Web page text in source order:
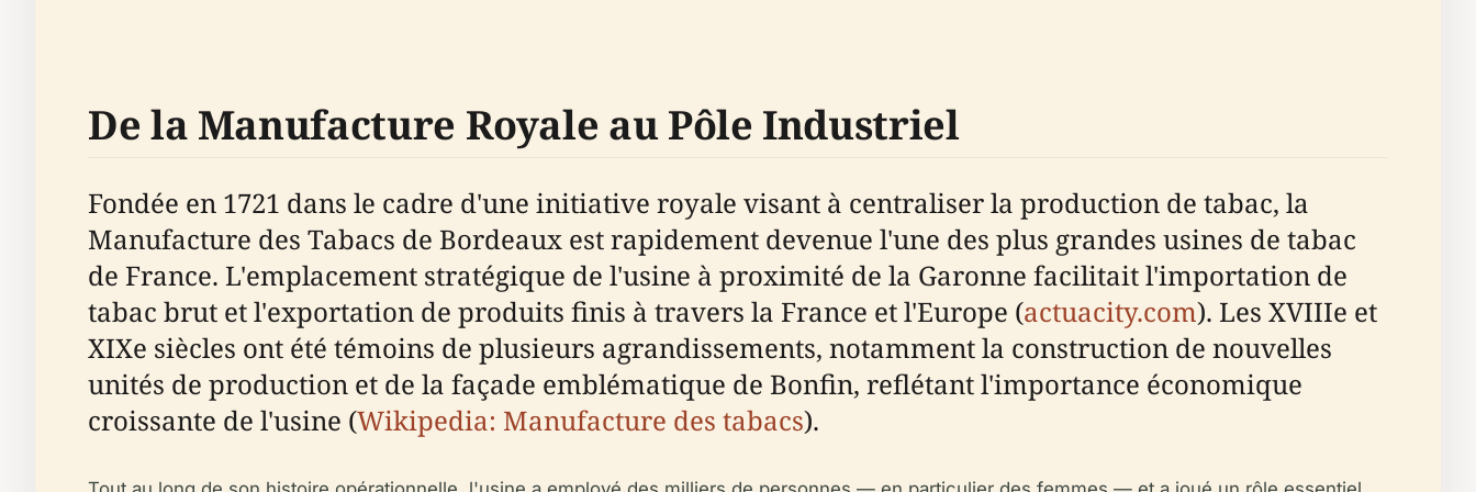
De la Manufacture Royale au Pôle Industriel
Fondée en 1721 dans le cadre d'une initiative royale visant à centraliser la production de tabac, la
Manufacture des Tabacs de Bordeaux est rapidement devenue l'une des plus grandes usines de tabac
de France. L'emplacement stratégique de l'usine à proximité de la Garonne facilitait l'importation de
tabac brut et l'exportation de produits finis à travers la France et l'Europe (actuacity.com). Les XVIIIe et
XIXe siècles ont été témoins de plusieurs agrandissements, notamment la construction de nouvelles
unités de production et de la façade emblématique de Bonfin, reflétant l'importance économique
croissante de l'usine (Wikipedia: Manufacture des tabacs).